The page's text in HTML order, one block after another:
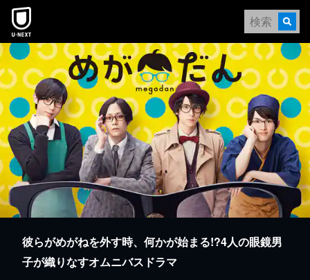
本文へスキップ
彼らがめがねを外す時、何かが始まる!?4人の眼鏡男
子が織りなすオムニバスドラマ